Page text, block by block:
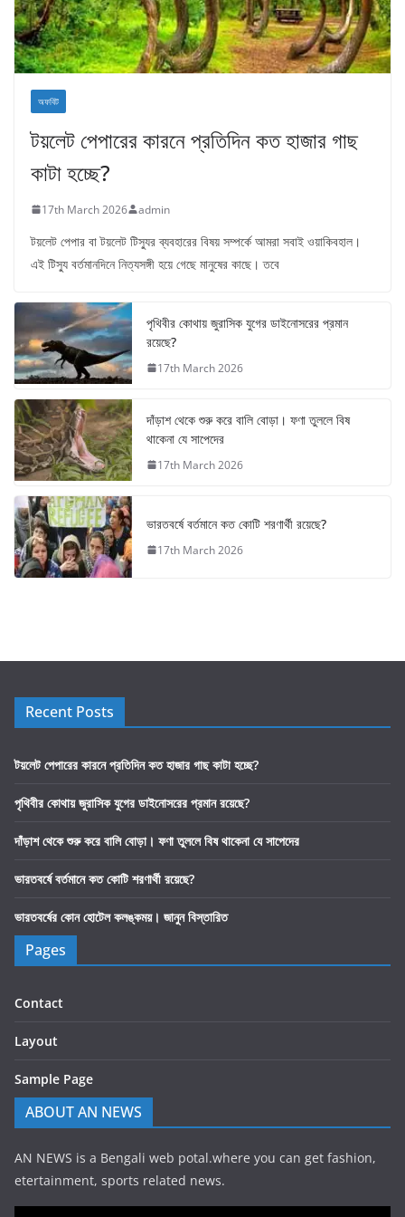
অফবিট
টয়লেট পেপারের কারনে প্রতিদিন কত হাজার গাছ
কাটা হচ্ছে?
17th March 2026 admin
টয়লেট পেপার বা টয়লেট টিস্যুর ব্যবহারের বিষয় সম্পর্কে আমরা সবাই ওয়াকিবহাল।
এই টিস্যু বর্তমানদিনে নিত্যসঙ্গী হয়ে গেছে মানুষের কাছে। তবে
পৃথিবীর কোথায় জুরাসিক যুগের ডাইনোসরের প্রমান
রয়েছে?
17th March 2026
দাঁড়াশ থেকে শুরু করে বালি বোড়া। ফণা তুললে বিষ
থাকেনা যে সাপেদের
17th March 2026
ভারতবর্ষে বর্তমানে কত কোটি শরণার্থী রয়েছে?
17th March 2026
Recent Posts
টয়লেট পেপারের কারনে প্রতিদিন কত হাজার গাছ কাটা হচ্ছে?
পৃথিবীর কোথায় জুরাসিক যুগের ডাইনোসরের প্রমান রয়েছে?
দাঁড়াশ থেকে শুরু করে বালি বোড়া। ফণা তুললে বিষ থাকেনা যে সাপেদের
ভারতবর্ষে বর্তমানে কত কোটি শরণার্থী রয়েছে?
ভারতবর্ষের কোন হোটেল কলঙ্কময়। জানুন বিস্তারিত
Pages
Contact
Layout
Sample Page
ABOUT AN NEWS
AN NEWS is a Bengali web potal.where you can get fashion,
etertainment, sports related news.